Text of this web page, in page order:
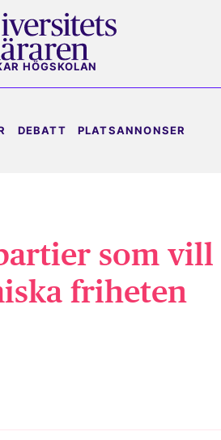
HÖGSKOLAN
DEBATT PLATSANNONSER
som vill
friheten